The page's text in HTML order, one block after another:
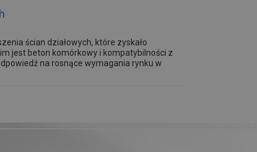
ścian działowych, które zyskało
jest beton komórkowy i kompatybilności z
na rosnące wymagania rynku w